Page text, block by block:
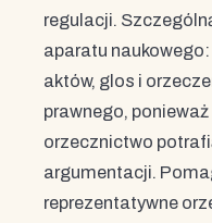
regulacji.
aparatu
aktów, glos i
prawnego,
orzecznictwo
argumentacji.
reprezentatywne